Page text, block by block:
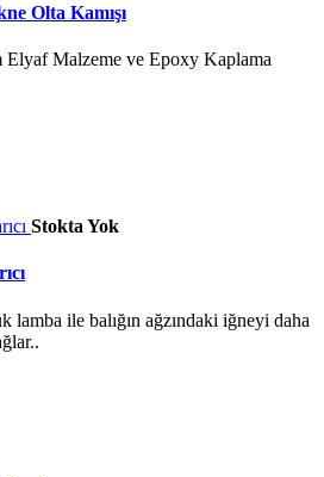
Olta Kamışı
Malzeme ve Epoxy Kaplama
Stokta Yok
lamba ile balığın ağzındaki iğneyi daha